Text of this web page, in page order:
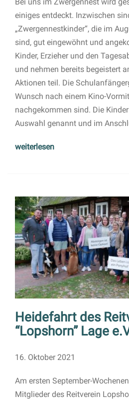
einiges entdeckt. Inzwischen
„Zwergennestkinder“, die im
sind, gut eingewöhnt und
Kinder, Erzieher und den
und nehmen bereits begeistert
Aktionen teil. Die
Wunsch nach einem Kino-
nachgekommen sind. Die
Auswahl genannt und im
weiterlesen
Heidefahrt des
“Lopshorn” Lage
16. Oktober 2021
Am ersten September-
Mitglieder des Reitverein